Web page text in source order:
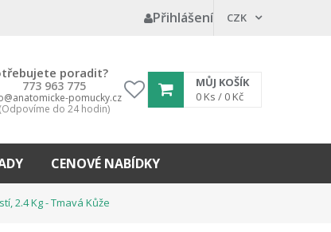
Přihlášení CZK
poradit?
773 963 775
pomucky.cz
(Odpovíme do 24 hodin)
My
wishlist
MŮJ KOŠÍK
0 Ks / 0 Kč
CENOVÉ NABÍDKY
2.4 Kg - Tmavá Kůže